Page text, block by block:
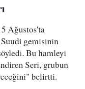
Ağustos'ta
gemisinin
Bu hamleyi
Seri, grubun
belirtti.